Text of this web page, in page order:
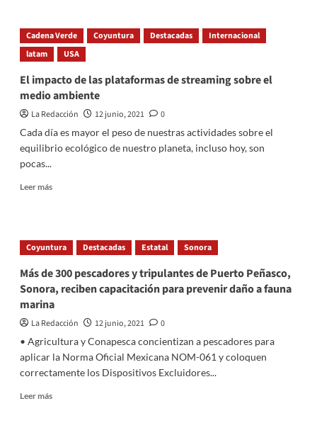
Tlalnepantla
a
personal
primera
línea
contra
COVID-
Cadena Verde Coyuntura Destacadas
Internacional
latam
USA
El impacto de las plataformas de streaming sobre el
medio ambiente
La Redacción 12 junio, 2021
0
Cada día es mayor el peso de nuestras actividades sobre el
equilibrio ecológico de nuestro planeta, incluso hoy, son
pocas...
Leer másRead
impacto
de
plataformas
de
streaming
sobre
medio
ambiente
Coyuntura Destacadas Estatal Sonora
Más de 300 pescadores y tripulantes de Puerto Peñasco,
Sonora, reciben capacitación para prevenir daño a fauna
marina
La Redacción 12 junio, 2021
0
• Agricultura y Conapesca concientizan a pescadores para
aplicar la Norma Oficial Mexicana NOM-061 y coloquen
correctamente los Dispositivos Excluidores...
Leer másRead